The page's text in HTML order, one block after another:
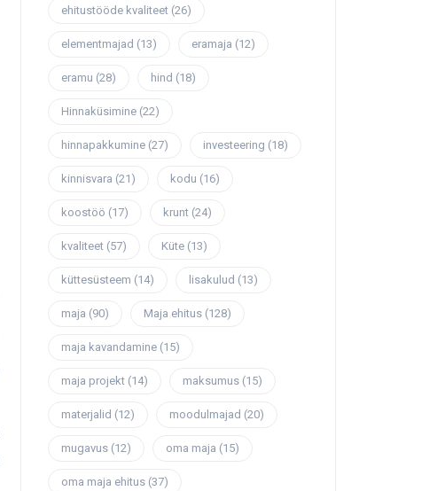
ehitustööde kvaliteet (26)
elementmajad (13) eramaja (12)
eramu (28) hind (18)
Hinnaküsimine (22)
hinnapakkumine (27) investeering (18)
kinnisvara (21) kodu (16)
koostöö (17) krunt (24)
kvaliteet (57) Küte (13)
küttesüsteem (14) lisakulud (13)
maja (90) Maja ehitus (128)
maja kavandamine (15)
maja projekt (14) maksumus (15)
materjalid (12) moodulmajad (20)
mugavus (12) oma maja (15)
oma maja ehitus (37)